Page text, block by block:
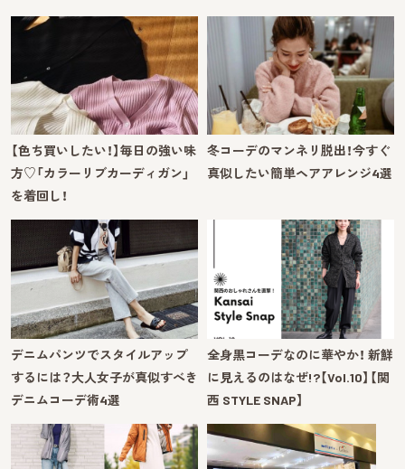
【色ち買いしたい！】毎日の強い味
方♡「カラーリブカーディガン」
を着回し！
冬コーデのマンネリ脱出！今すぐ
真似したい簡単ヘアアレンジ4選
デニムパンツでスタイルアップ
するには？大人女子が真似すべき
デニムコーデ術4選
全身黒コーデなのに華やか！ 新鮮
に見えるのはなぜ!?【Vol.10】【関
西 STYLE SNAP】